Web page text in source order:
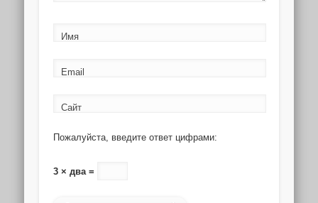
Имя
Email
Сайт
Пожалуйста, введите ответ цифрами:
3 × два =